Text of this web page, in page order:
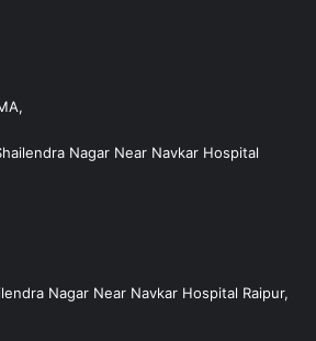
Nagar Near Navkar Hospital
Nagar Near Navkar Hospital Raipur,